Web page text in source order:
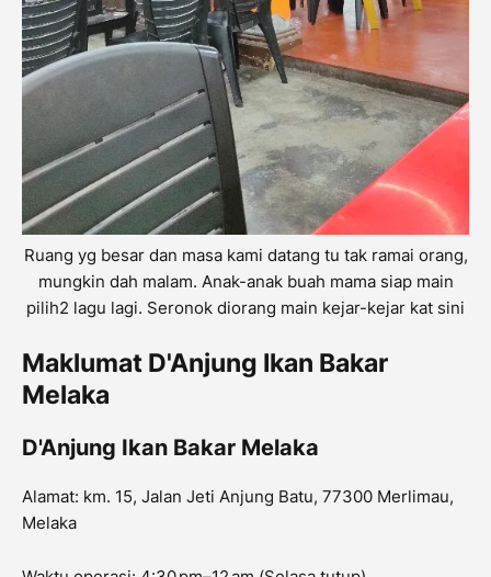
Ruang yg besar dan masa kami datang tu tak ramai orang,
mungkin dah malam. Anak-anak buah mama siap main
pilih2 lagu lagi. Seronok diorang main kejar-kejar kat sini
Maklumat D'Anjung Ikan Bakar
Melaka
D'Anjung Ikan Bakar Melaka
Alamat: km. 15, Jalan Jeti Anjung Batu, 77300 Merlimau,
Melaka